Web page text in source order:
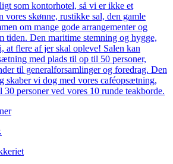
som kontorhotel, så vi er ikke et
vores skønne, rustikke sal, den gamle
om mange gode arrangementer og
tiden. Den maritime stemning og hygge,
at flere af jer skal opleve! Salen kan
med plads til op til 50 personer,
til generalforsamlinger og foredrag. Den
skaber vi dog med vores caféopsætning,
personer ved vores 10 runde teakborde.